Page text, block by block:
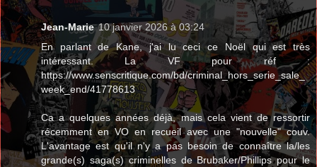
Jean-Marie 10 janvier 2026 à 03:24
En parlant de Kane, j'ai lu ceci ce Noël qui est très
intéressant. La VF pour réf :
https://www.senscritique.com/bd/criminal_hors_serie_sale_
week_end/41778613
Ca a quelques années déjà, mais cela vient de ressortir
récemment en VO en recueil avec une "nouvelle" couv.
L'avantage est qu'il n'y a pas besoin de connaître la/les
grande(s) saga(s) criminelles de Brubaker/Phillips pour le